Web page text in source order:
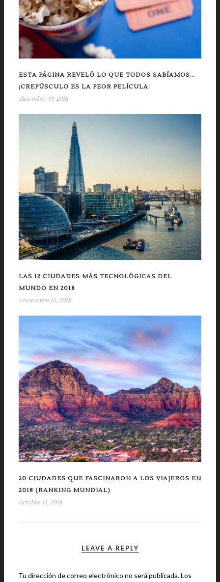
ESTA PÁGINA REVELÓ LO QUE TODOS SABÍAMOS…
¡CREPÚSCULO ES LA PEOR PELÍCULA!
diciembre 19, 2018
LAS 12 CIUDADES MÁS TECNOLÓGICAS DEL
MUNDO EN 2018
noviembre 16, 2018
20 CIUDADES QUE FASCINARON A LOS VIAJEROS EN
2018 (RANKING MUNDIAL)
octubre 15, 2018
LEAVE A REPLY
Tu dirección de correo electrónico no será publicada.Los